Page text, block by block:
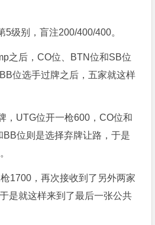
5级别，盲注200/400/400。
之后，CO位、BTN位和SB位
位选手过牌之后，五家就这样
，UTG位开一枪600，CO位和
位则是选择弃牌让路，于是
1700，再次接收到了另外两家
是就这样来到了最后一张公共